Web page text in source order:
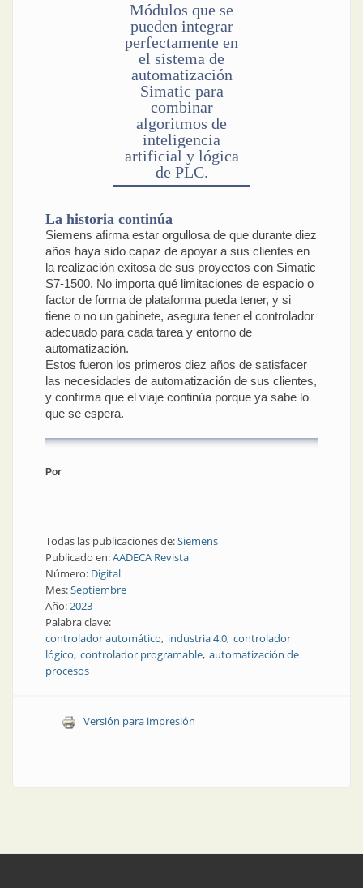
Módulos que se
pueden integrar
perfectamente en
el sistema de
automatización
Simatic para
combinar
algoritmos de
inteligencia
artificial y lógica
de PLC.
La historia continúa
Siemens afirma estar orgullosa de que durante diez
años haya sido capaz de apoyar a sus clientes en
la realización exitosa de sus proyectos con Simatic
S7-1500. No importa qué limitaciones de espacio o
factor de forma de plataforma pueda tener, y si
tiene o no un gabinete, asegura tener el controlador
adecuado para cada tarea y entorno de
automatización.
Estos fueron los primeros diez años de satisfacer
las necesidades de automatización de sus clientes,
y confirma que el viaje continúa porque ya sabe lo
que se espera.
Por
Todas las publicaciones de:Siemens
Publicado en:AADECA Revista
Número: Digital
Mes:Septiembre
Año:2023
Palabra clave:
controlador automático industria 4.0 controlador
lógico controlador programable automatización de
procesos
Versión para impresión